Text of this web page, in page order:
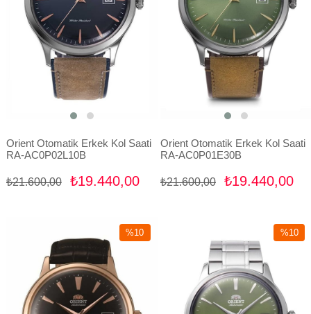
Orient Otomatik Erkek Kol Saati
RA-AC0P02L10B
₺19.440,00
₺21.600,00
Orient Otomatik Erkek Kol Saati
RA-AC0P01E30B
₺19.440,00
₺21.600,00
%10
%10